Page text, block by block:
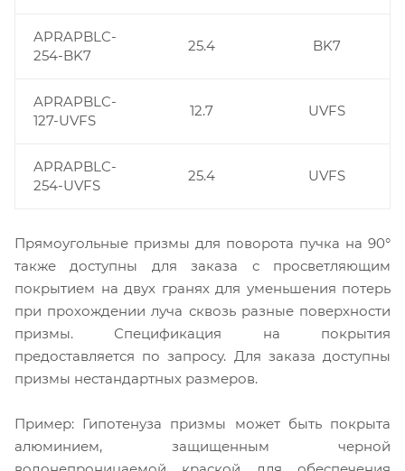
APRAPBLC-
254-BK7
25.4 BK7
APRAPBLC-
127-UVFS
12.7 UVFS
APRAPBLC-
254-UVFS
25.4 UVFS
Прямоугольные призмы для поворота пучка на 90°
также доступны для заказа с просветляющим
покрытием на двух гранях для уменьшения потерь
при прохождении луча сквозь разные поверхности
призмы. Спецификация на покрытия
предоставляется по запросу. Для заказа доступны
призмы нестандартных размеров.
Пример: Гипотенуза призмы может быть покрыта
алюминием, защищенным черной